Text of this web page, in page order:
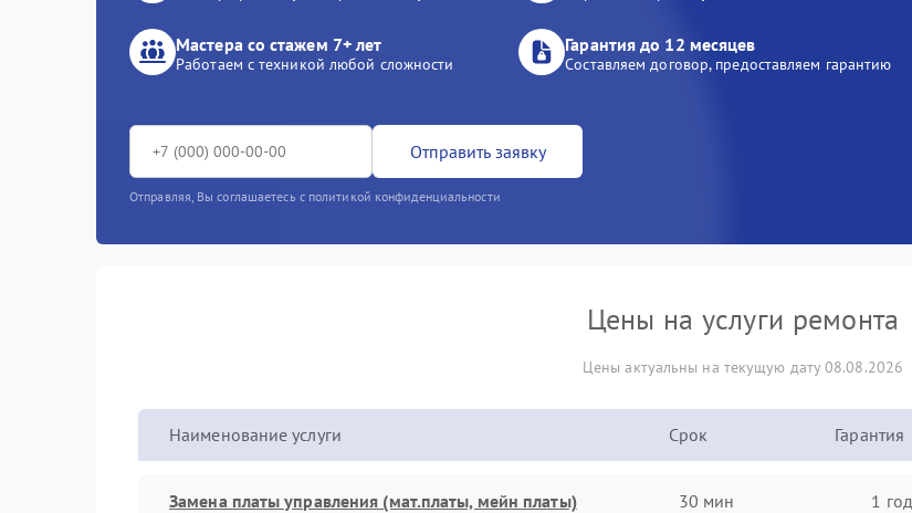
Мастера со стажем 7+ лет
Работаем с техникой любой сложности
Гарантия до 12 месяцев
Составляем договор, предоставляем гарантию
Отправить заявку
Отправляя, Вы соглашаетесь с политикой конфиденциальности
Цены на услуги ремонта
Цены актуальны на текущую дату 08.08.2026
Наименование услуги Срок Гарантия
Замена платы управления (мат.платы, мейн платы) 30 мин 1 год